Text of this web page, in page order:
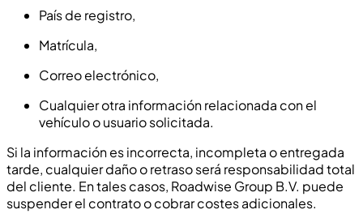
País de registro,
Matrícula,
Correo electrónico,
Cualquier otra información relacionada con el
vehículo o usuario solicitada.
Si la información es incorrecta, incompleta o entregada
tarde, cualquier daño o retraso será responsabilidad total
del cliente. En tales casos, Roadwise Group B.V. puede
suspender el contrato o cobrar costes adicionales.